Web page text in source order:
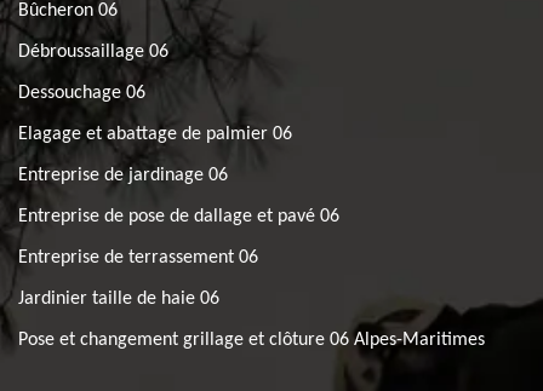
Bûcheron 06
Débroussaillage 06
Dessouchage 06
Elagage et abattage de palmier 06
Entreprise de jardinage 06
Entreprise de pose de dallage et pavé 06
Entreprise de terrassement 06
Jardinier taille de haie 06
Pose et changement grillage et clôture 06 Alpes-Maritimes